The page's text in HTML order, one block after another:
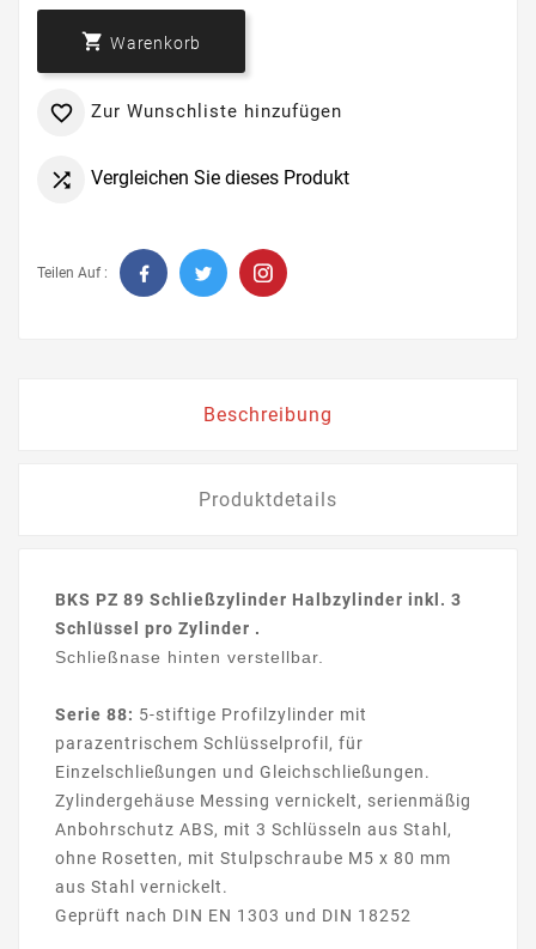
 Warenkorb
 Zur Wunschliste hinzufügen
 Vergleichen Sie dieses Produkt
Teilen Auf :
Beschreibung
Produktdetails
BKS PZ 89 Schließzylinder Halbzylinder inkl. 3
Schlüssel pro Zylinder .
Schließnase hinten verstellbar.
Serie 88: 5-stiftige Profilzylinder mit
parazentrischem Schlüsselprofil, für
Einzelschließungen und Gleichschließungen.
Zylindergehäuse Messing vernickelt, serienmäßig
Anbohrschutz ABS, mit 3 Schlüsseln aus Stahl,
ohne Rosetten, mit Stulpschraube M5 x 80 mm
aus Stahl vernickelt.
Geprüft nach DIN EN 1303 und DIN 18252